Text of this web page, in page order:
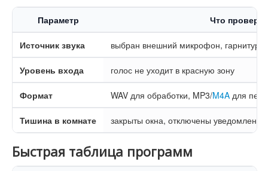
Параметр Что
Источник звука выбран внешний микрофон,
Уровень входа голос не уходит в красную зону
Формат WAV для обработки, MP3/M4A для
Тишина в комнате закрыты окна, отключены
Быстрая таблица программ